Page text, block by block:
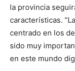
la provincia
características.
centrado en los
sido muy
en este mundo